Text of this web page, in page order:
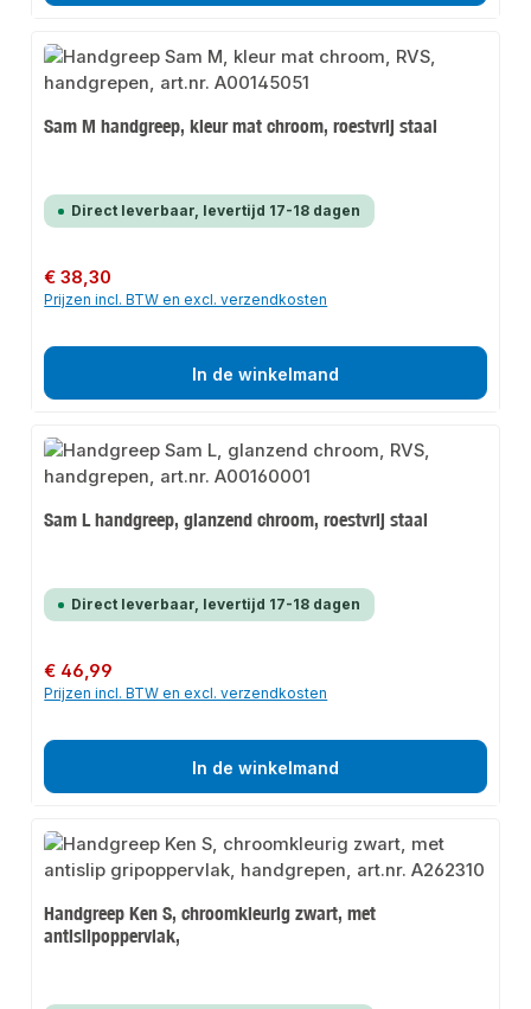
Sam M handgreep, kleur mat chroom, roestvrij staal
Direct leverbaar, levertijd 17-18 dagen
Normale prijs:
€ 38,30
Prijzen incl. BTW en excl. verzendkosten
In de winkelmand
Sam L handgreep, glanzend chroom, roestvrij staal
Direct leverbaar, levertijd 17-18 dagen
Normale prijs:
€ 46,99
Prijzen incl. BTW en excl. verzendkosten
In de winkelmand
Handgreep Ken S, chroomkleurig zwart, met
antislipoppervlak,